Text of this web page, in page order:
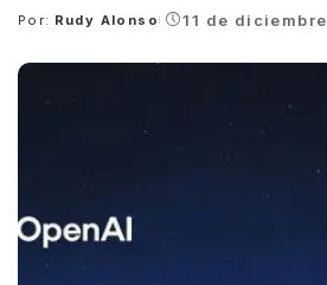
Posted
Por: Rudy Alonso 11 de